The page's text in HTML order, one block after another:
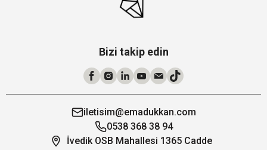
Bizi takip edin
iletisim@emadukkan.com
0538 368 38 94
İvedik OSB Mahallesi 1365 Cadde